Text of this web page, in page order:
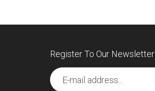
Register To Our Newsletter